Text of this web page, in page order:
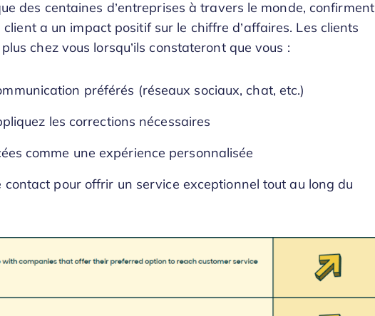
des centaines d’entreprises à travers le monde, confirment
a un impact positif sur le chiffre d’affaires. Les clients
chez vous lorsqu’ils constateront que vous :
préférés (réseaux sociaux, chat, etc.)
les corrections nécessaires
comme une expérience personnalisée
contact pour offrir un service exceptionnel tout au long du